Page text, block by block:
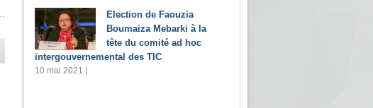
Election de Faouzia
Boumaiza Mebarki à la
tête du comité ad hoc
intergouvernemental des TIC
10 mai 2021 |